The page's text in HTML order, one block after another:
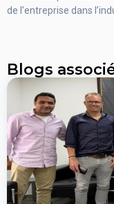
de l’entreprise dans
Blogs